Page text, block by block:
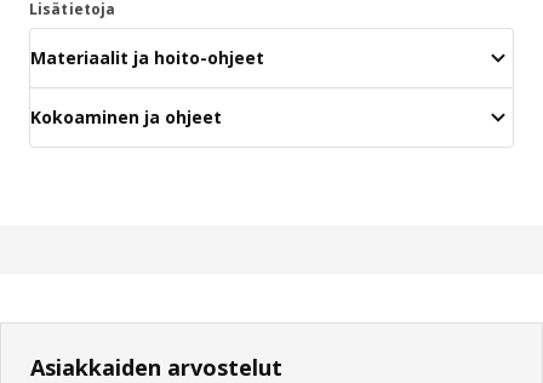
Lisätietoja
Materiaalit ja hoito-ohjeet
Kokoaminen ja ohjeet
Asiakkaiden arvostelut